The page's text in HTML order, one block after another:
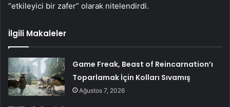
“etkileyici bir zafer” olarak nitelendirdi.
İlgili Makaleler
Game Freak, Beast of Reincarnation’ı
Toparlamak İçin Kolları Sıvamış
Ağustos 7, 2026